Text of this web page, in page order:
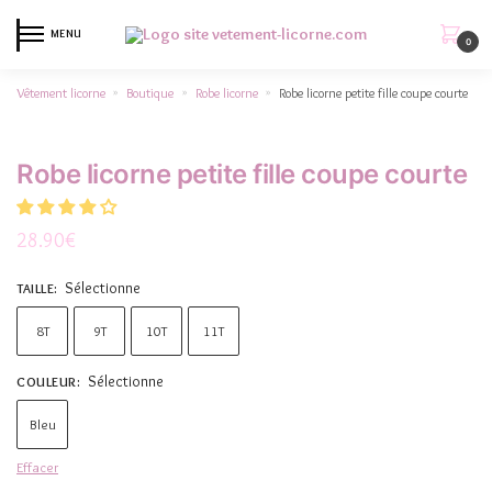
MENU
0
Vêtement licorne » Boutique » Robe licorne » Robe licorne petite fille coupe courte
Robe licorne petite fille coupe courte
28.90€
TAILLE: Sélectionne
8T 9T 10T 11T
COULEUR: Sélectionne
Bleu
Effacer